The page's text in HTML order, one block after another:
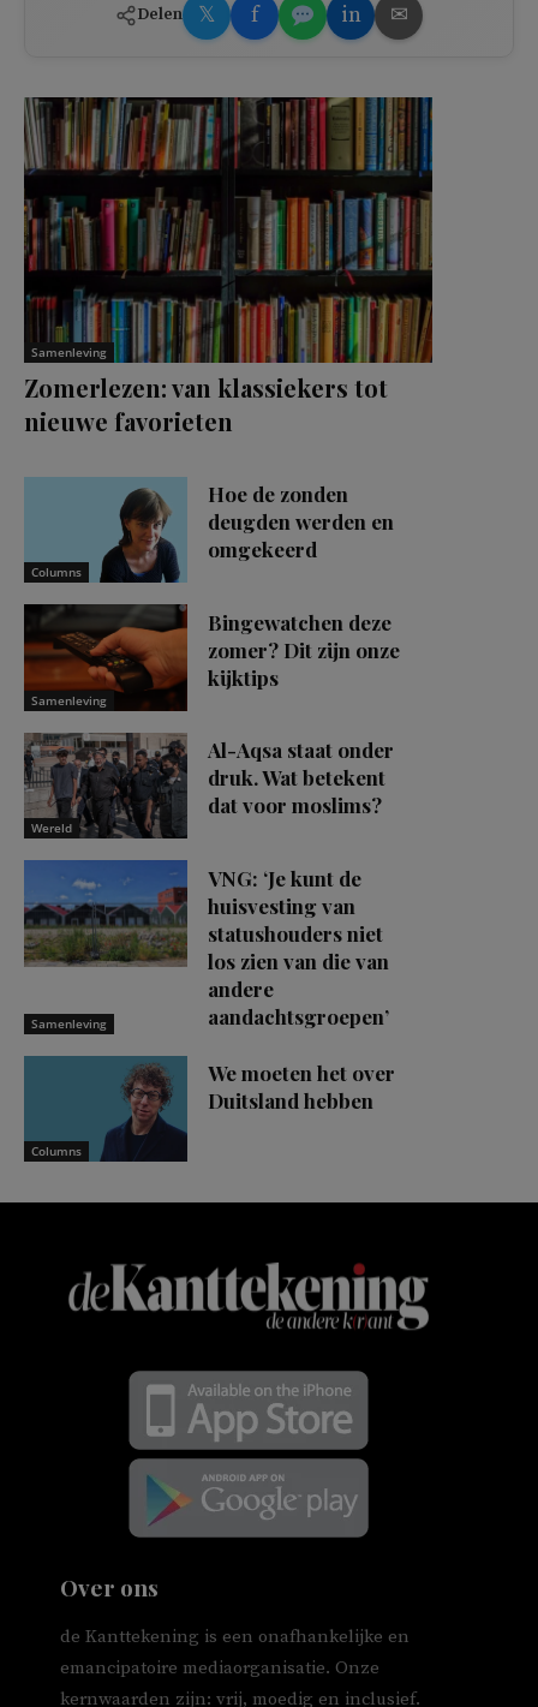
Delen 𝕏 f in ✉
Samenleving
Zomerlezen: van klassiekers tot
nieuwe favorieten
Columns
Hoe de zonden
deugden werden en
omgekeerd
Samenleving
Bingewatchen deze
zomer? Dit zijn onze
kijktips
Wereld
Al-Aqsa staat onder
druk. Wat betekent
dat voor moslims?
Samenleving
VNG: ‘Je kunt de
huisvesting van
statushouders niet
los zien van die van
andere
aandachtsgroepen’
Columns
We moeten het over
Duitsland hebben
Over ons
de Kanttekening is een onafhankelijke en
emancipatoire mediaorganisatie. Onze
kernwaarden zijn: vrij, moedig en inclusief.